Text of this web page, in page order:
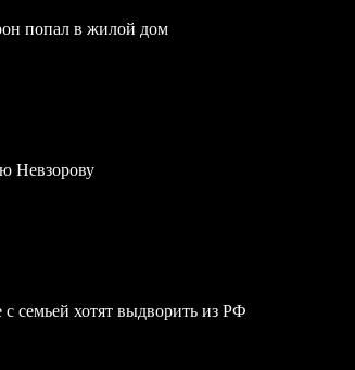
попал в жилой дом
Невзорову
семьей хотят выдворить из РФ